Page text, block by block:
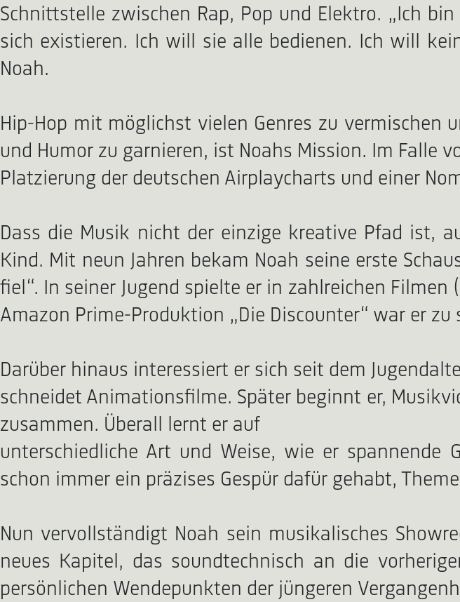
Schnittstelle zwischen Rap, Pop und Elektro. „Ich
sich existieren. Ich will sie alle bedienen. Ich will
Noah.
Hip-Hop mit möglichst vielen Genres zu vermischen
und Humor zu garnieren, ist Noahs Mission. Im Falle
Platzierung der deutschen Airplaycharts und einer
Dass die Musik nicht der einzige kreative Pfad ist,
Kind. Mit neun Jahren bekam Noah seine erste
fiel“. In seiner Jugend spielte er in zahlreichen
Amazon Prime-Produktion „Die Discounter“ war er zu
Darüber hinaus interessiert er sich seit dem
schneidet Animationsfilme. Später beginnt er,
zusammen. Überall lernt er auf
unterschiedliche Art und Weise, wie er spannende
schon immer ein präzises Gespür dafür gehabt,
Nun vervollständigt Noah sein musikalisches
neues Kapitel, das soundtechnisch an die
persönlichen Wendepunkten der jüngeren